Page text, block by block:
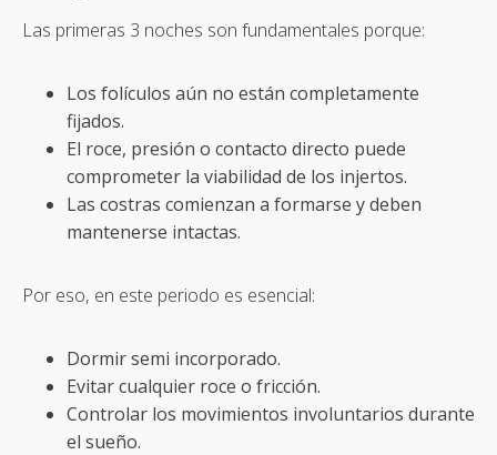
Las primeras 3 noches son fundamentales porque:
Los folículos aún no están completamente
fijados.
El roce, presión o contacto directo puede
comprometer la viabilidad de los injertos.
Las costras comienzan a formarse y deben
mantenerse intactas.
Por eso, en este periodo es esencial:
Dormir semi incorporado.
Evitar cualquier roce o fricción.
Controlar los movimientos involuntarios durante
el sueño.